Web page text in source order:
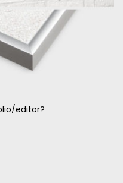
editor?